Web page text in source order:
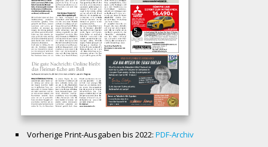
Vorherige Print-Ausgaben bis 2022: PDF-Archiv